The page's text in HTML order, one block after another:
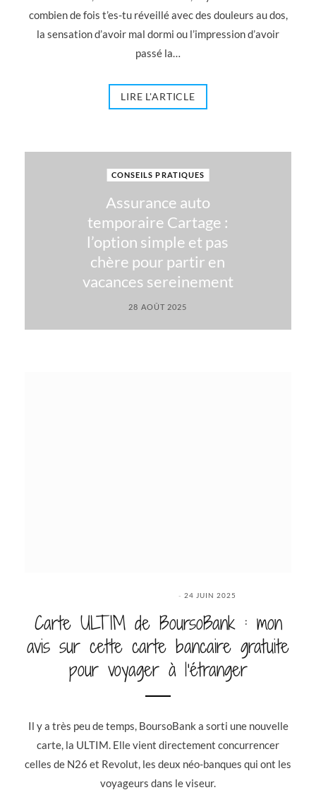
combien de fois t’es-tu réveillé avec des douleurs au dos,
la sensation d’avoir mal dormi ou l’impression d’avoir
passé la…
LIRE L'ARTICLE
CONSEILS PRATIQUES
Assurance auto
temporaire Cartage :
l’option simple et pas
chère pour partir en
vacances sereinement
28 AOÛT 2025
24 JUIN 2025
Carte ULTIM de BoursoBank : mon
avis sur cette carte bancaire gratuite
pour voyager à l’étranger
Il y a très peu de temps, BoursoBank a sorti une nouvelle
carte, la ULTIM. Elle vient directement concurrencer
celles de N26 et Revolut, les deux néo-banques qui ont les
voyageurs dans le viseur.